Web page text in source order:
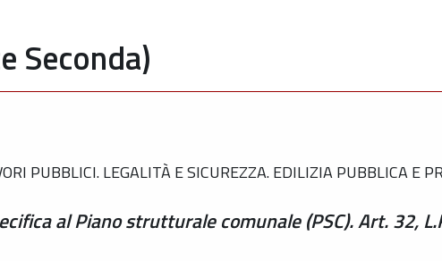
Seconda)
PUBBLICI. LEGALITÀ E SICUREZZA. EDILIZIA PUBBLICA E
al Piano strutturale comunale (PSC). Art. 32,